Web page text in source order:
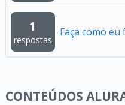
1
respostas
Faça como eu
CONTEÚDOS